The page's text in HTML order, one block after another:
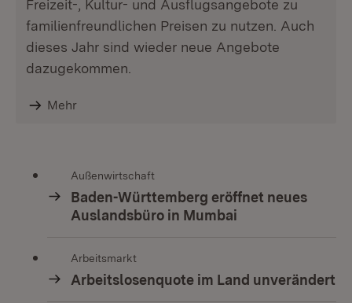
Freizeit-, Kultur- und Ausflugsangebote zu
familienfreundlichen Preisen zu nutzen. Auch
dieses Jahr sind wieder neue Angebote
dazugekommen.
Mehr
Außenwirtschaft
Baden-Württemberg eröffnet neues
Auslandsbüro in Mumbai
Arbeitsmarkt
Arbeitslosenquote im Land unverändert